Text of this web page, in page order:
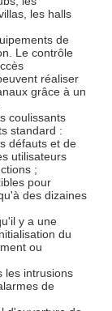
les halls
de
Le contrôle
réaliser
grâce à un
coulissants
standard :
défauts et de
utilisateurs
;
pour
des dizaines
y a une
du
ou
les intrusions
de